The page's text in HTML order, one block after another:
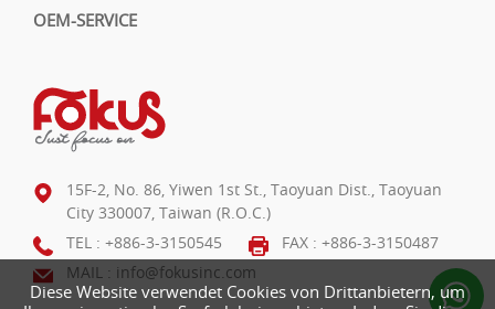
Diese Website verwendet Cookies von Drittanbietern, um
OEM-SERVICE
15F-2, No. 86, Yiwen 1st St., Taoyuan Dist., Taoyuan
City 330007, Taiwan (R.O.C.)
TEL : +886-3-3150545
FAX : +886-3-3150487
MAIL : info@fokusinc.com